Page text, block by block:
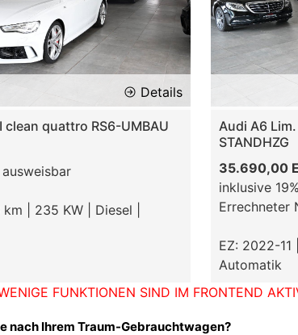
Details
quattro RS6-UMBAU
| 235 KW | Diesel |
Audi A6
STANDHZG
35.690,00
inklusive
Errechneter
EZ: 2022-11
Automatik
FUNKTIONEN SIND IM FRONTEND
nach Ihrem Traum-Gebrauchtwagen?